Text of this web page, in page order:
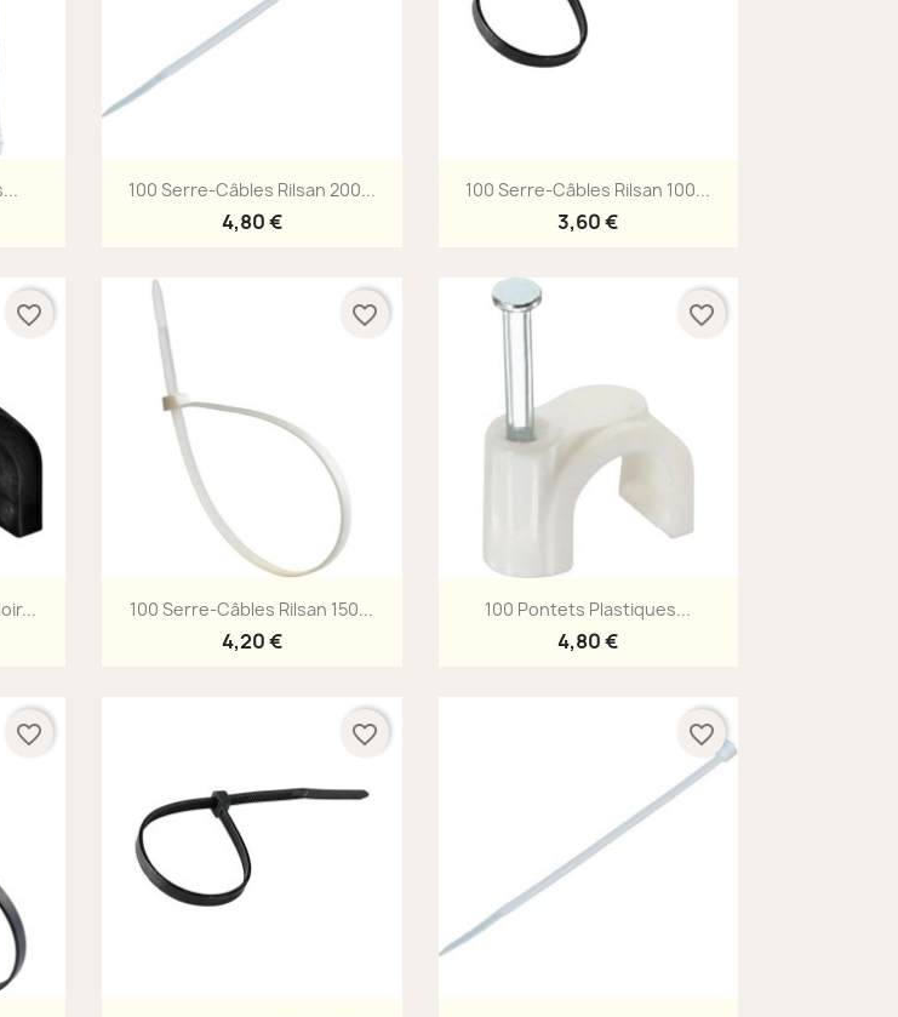
Aperçu rapide
100 Serre-Câbles Rilsan 200...
4,80 €
Aperçu rapide
100 Serre-Câbles Rilsan 100...
3,60 €
favorite_border
Aperçu rapide
100 Serre-Câbles Rilsan 150...
4,20 €
favorite_border
Aperçu rapide
100 Pontets Plastiques...
4,80 €
favorite_border
favorite_border favorite_border favorite_border